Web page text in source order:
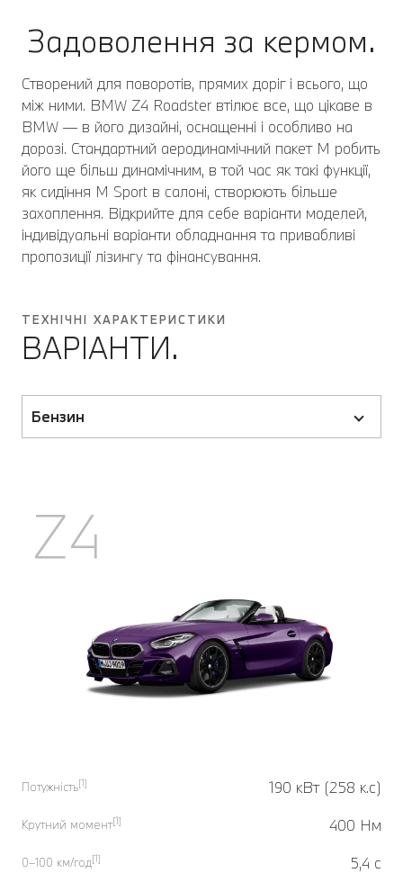
Задоволення за кермом.
Створений для поворотів, прямих доріг і всього, що
між ними. BMW Z4 Roadster втілює все, що цікаве в
BMW — в його дизайні, оснащенні і особливо на
дорозі. Стандартний аеродинамічний пакет M робить
його ще більш динамічним, в той час як такі функції,
як сидіння M Sport в салоні, створюють більше
захоплення. Відкрийте для себе варіанти моделей,
індивідуальні варіанти обладнання та привабливі
пропозиції лізингу та фінансування.
ТЕХНІЧНІ ХАРАКТЕРИСТИКИ
ВАРІАНТИ.
Бензин
Z4
Потужність[1] 190 кВт (258 к.с)
Крутний момент[1] 400 Нм
0–100 км/год[1] 5,4 с